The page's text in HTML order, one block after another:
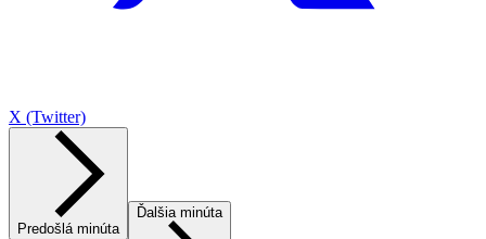
X (Twitter)
Predošlá minúta
Ďalšia minúta